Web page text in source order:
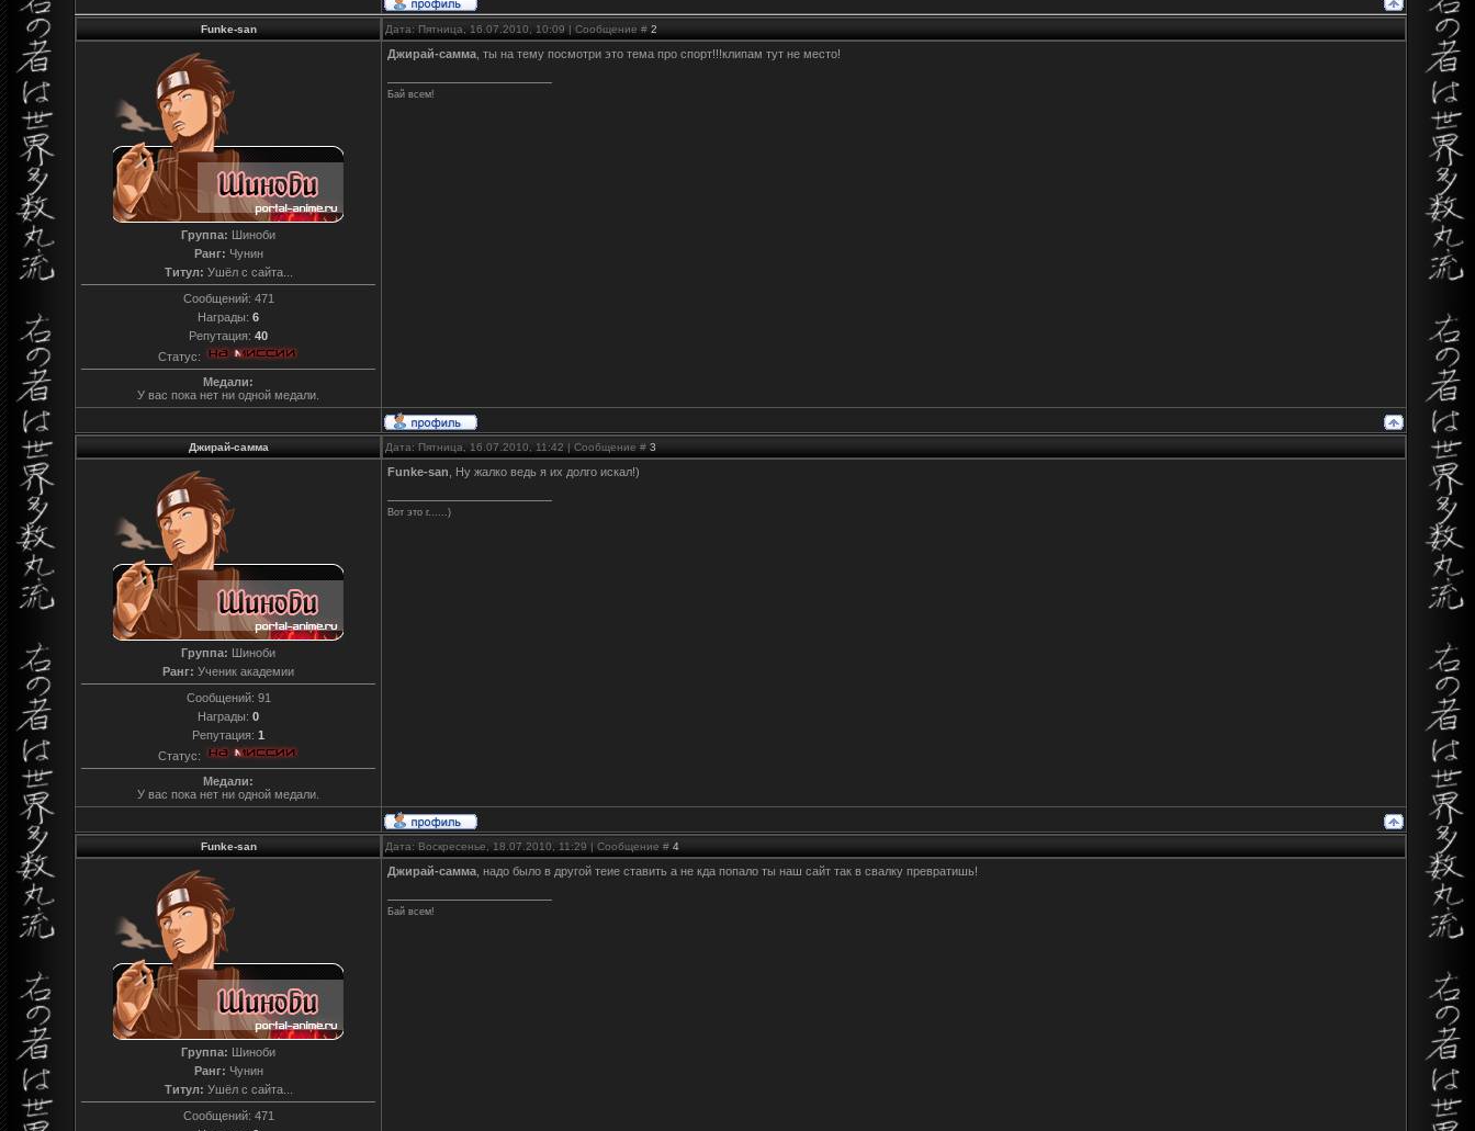
Funke-san Дата: Пятница, 16.07.2010, 10:09 | Сообщение # 2
Группа: Шиноби
Ранг: Чунин
Титул: Ушёл с сайта...
Сообщений: 471
Награды: 6
Репутация: 40
Статус:
Медали:
У вас пока нет ни одной медали.
Джирай-самма , ты на тему посмотри это тема про спорт!!!клипам тут не место!
Бай всем!
Джирай-самма Дата: Пятница, 16.07.2010, 11:42 | Сообщение # 3
Группа: Шиноби
Ранг: Ученик академии
Сообщений: 91
Награды: 0
Репутация: 1
Статус:
Медали:
У вас пока нет ни одной медали.
Funke-san , Ну жалко ведь я их долго искал!)
Вот это г......)
Funke-san Дата: Воскресенье, 18.07.2010, 11:29 | Сообщение # 4
Группа: Шиноби
Ранг: Чунин
Титул: Ушёл с сайта...
Сообщений: 471
Джирай-самма , надо было в другой теие ставить а не кда попало ты наш сайт так в свалку превратишь!
Бай всем!